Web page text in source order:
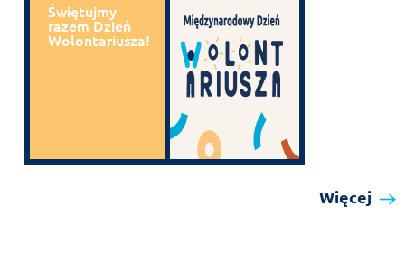
Świętujmy
razem Dzień
Wolontariusza!
Więcej